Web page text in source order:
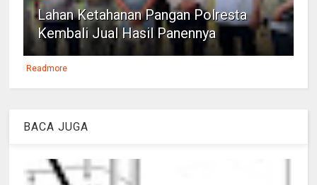
Lahan Ketahanan Pangan Polresta
Kembali Jual Hasil Panennya
Readmore
BACA JUGA